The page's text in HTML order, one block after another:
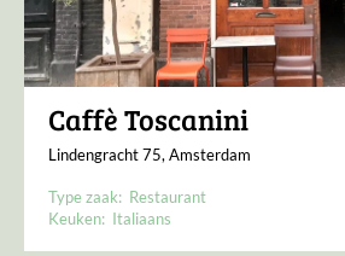
Caffè Toscanini
Lindengracht 75, Amsterdam
Type zaak: Restaurant
Keuken: Italiaans